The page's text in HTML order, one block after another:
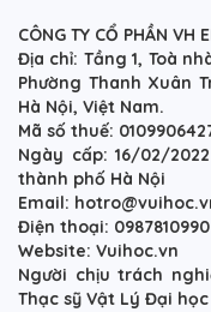
CÔNG TY CỔ PHẦN VH
Địa chỉ: Tầng 1, Toà
Phường Thanh Xuân
Hà Nội, Việt Nam.
Mã số thuế:
Ngày cấp: 16/02/
thành phố Hà Nội
Email:
Điện thoại: 0987810990
Website: Vuihoc.vn
Người chịu trách
Thạc sỹ Vật Lý Đại